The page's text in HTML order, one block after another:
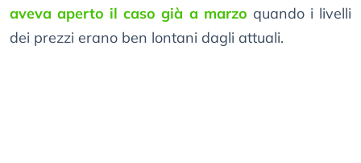
aveva aperto il caso già a marzo quando i livelli
dei prezzi erano ben lontani dagli attuali.